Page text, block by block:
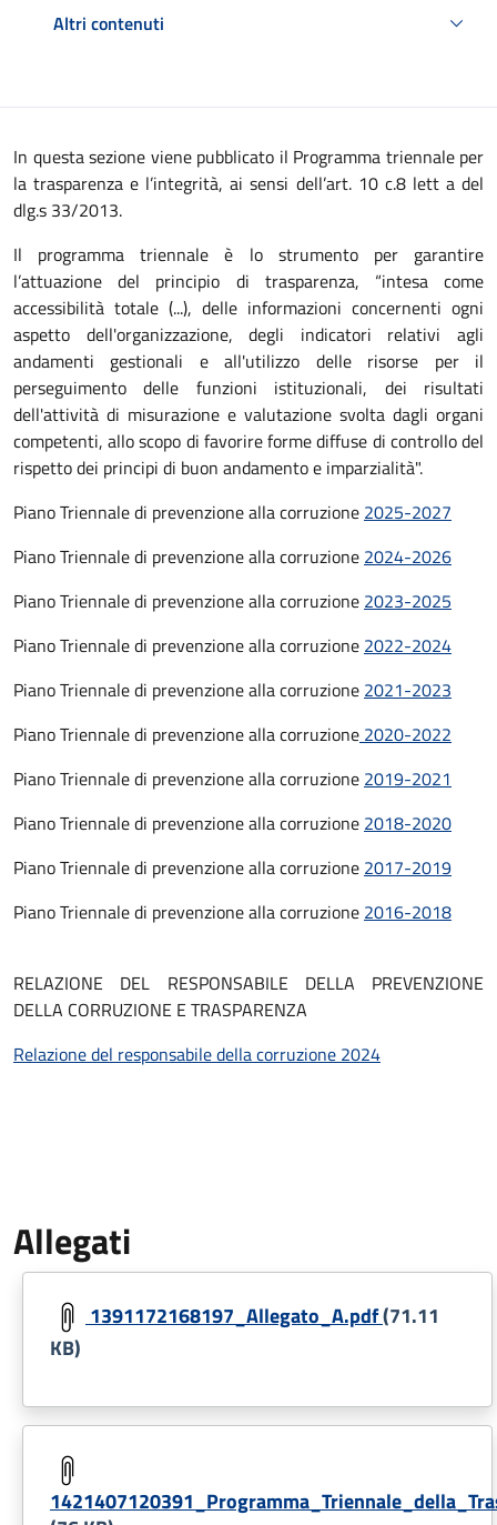
Altri contenuti
Descrizione
In questa sezione viene pubblicato il Programma triennale per
la trasparenza e l’integrità, ai sensi dell’art. 10 c.8 lett a del
dlg.s 33/2013.
Il programma triennale è lo strumento per garantire
l’attuazione del principio di trasparenza, “intesa come
accessibilità totale (...), delle informazioni concernenti ogni
aspetto dell'organizzazione, degli indicatori relativi agli
andamenti gestionali e all'utilizzo delle risorse per il
perseguimento delle funzioni istituzionali, dei risultati
dell'attività di misurazione e valutazione svolta dagli organi
competenti, allo scopo di favorire forme diffuse di controllo del
rispetto dei principi di buon andamento e imparzialità".
Piano Triennale di prevenzione alla corruzione 2025-2027
Piano Triennale di prevenzione alla corruzione 2024-2026
Piano Triennale di prevenzione alla corruzione 2023-2025
Piano Triennale di prevenzione alla corruzione 2022-2024
Piano Triennale di prevenzione alla corruzione 2021-2023
Piano Triennale di prevenzione alla corruzione 2020-2022
Piano Triennale di prevenzione alla corruzione 2019-2021
Piano Triennale di prevenzione alla corruzione 2018-2020
Piano Triennale di prevenzione alla corruzione 2017-2019
Piano Triennale di prevenzione alla corruzione 2016-2018
RELAZIONE DEL RESPONSABILE DELLA PREVENZIONE
DELLA CORRUZIONE E TRASPARENZA
Relazione del responsabile della corruzione 2024
Allegati
1391172168197_Allegato_A.pdf(71.11
KB)